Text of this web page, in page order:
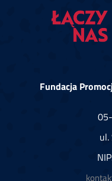
Fundacja
ul.